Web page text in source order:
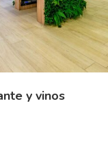
y vinos